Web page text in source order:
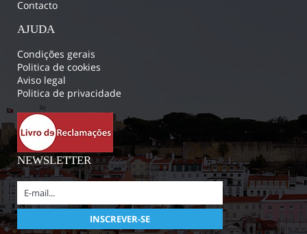
Contacto
AJUDA
Condições gerais
Politica de cookies
Aviso legal
Politica de privacidade
NEWSLETTER